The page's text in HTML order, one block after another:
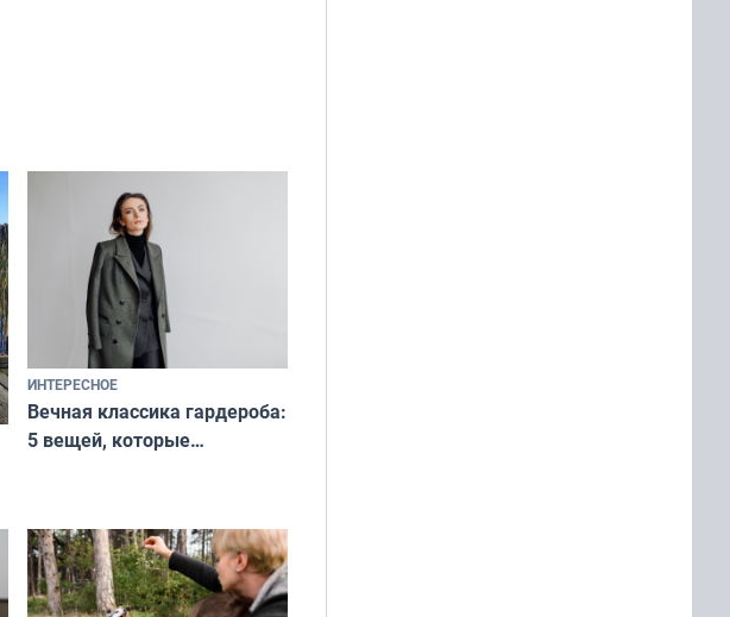
ИНТЕРЕСНОЕ
Вечная классика гардероба:
5 вещей, которые
и актуально в любой сезон